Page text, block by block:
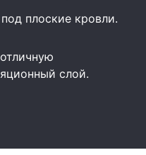
плоские кровли.
слой.